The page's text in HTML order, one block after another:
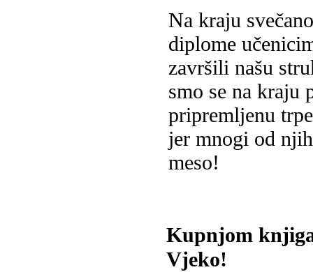
Na kraju
diplome
završili našu
smo se na kraju
pripremljenu
jer mnogi od
meso!
Kupnjom
Vjeko!